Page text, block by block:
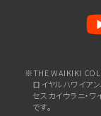
※THE WAIKIKI
ロイヤルハワイアン、
セスカイウラニ・ワ
です。